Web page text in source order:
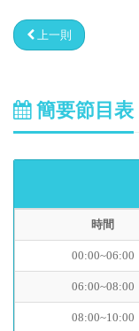
上一則
簡要節目表
時間
00:00~06:00
06:00~08:00
08:00~10:00